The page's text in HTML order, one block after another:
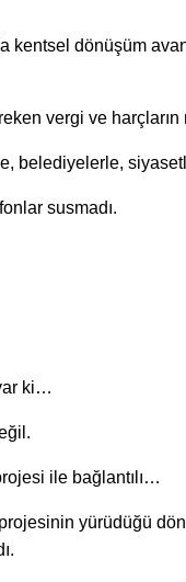
kentsel dönüşüm
vergi ve
belediyelerle,
susmadı.
ki…
ile bağlantılı…
projesinin yürüdüğü